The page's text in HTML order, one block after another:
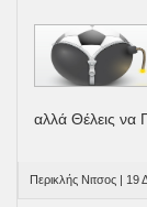
αλλά Θέλεις να
Περικλής Νιτσος | 19